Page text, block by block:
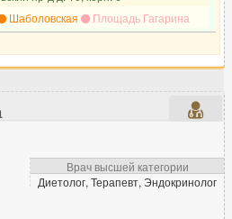
Шаболовская Площадь Гагарина
Врач высшей категории
Диетолог, Терапевт, Эндокринолог